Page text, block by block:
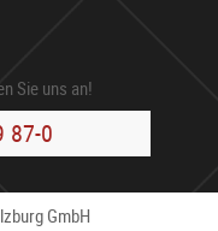
Sie uns an!
87-0
GmbH